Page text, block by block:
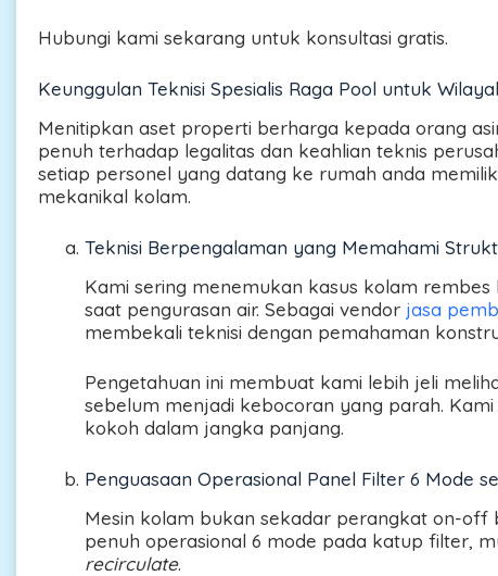
Hubungi kami sekarang untuk konsultasi gratis.
Keunggulan Teknisi Spesialis Raga Pool untuk
Menitipkan aset properti berharga kepada orang
penuh terhadap legalitas dan keahlian teknis
setiap personel yang datang ke rumah anda
mekanikal kolam.
Teknisi Berpengalaman yang Memahami
Kami sering menemukan kasus kolam
saat pengurasan air. Sebagai vendor jasa
membekali teknisi dengan pemahaman
Pengetahuan ini membuat kami lebih jeli
sebelum menjadi kebocoran yang parah.
kokoh dalam jangka panjang.
Penguasaan Operasional Panel Filter 6 Mode
Mesin kolam bukan sekadar perangkat on-off
penuh operasional 6 mode pada katup filter,
recirculate.